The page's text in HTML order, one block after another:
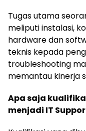
Tugas utama
meliputi instalasi,
hardware dan
teknis kepada
troubleshooting
memantau kinerja
Apa saja
menjadi IT